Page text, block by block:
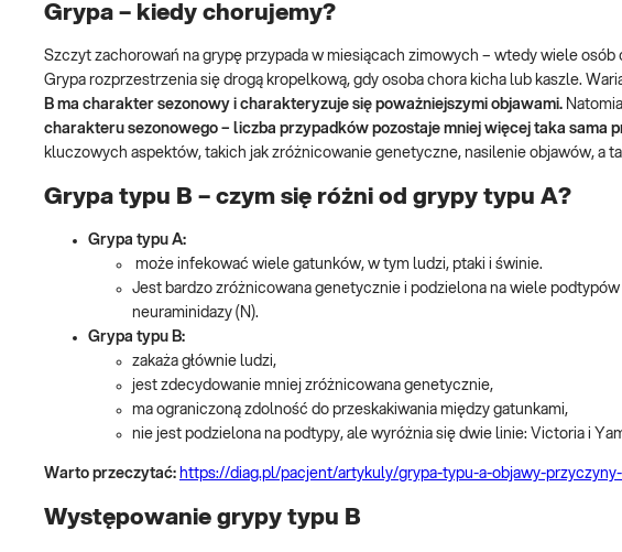
Grypa – kiedy chorujemy?
Szczyt zachorowań na grypę przypada w miesiącach zimowych – wtedy wiele
Grypa rozprzestrzenia się drogą kropelkową, gdy osoba chora kicha lub kaszle.
B ma charakter sezonowy i charakteryzuje się poważniejszymi objawami.
charakteru sezonowego – liczba przypadków pozostaje mniej więcej taka sama
kluczowych aspektów, takich jak zróżnicowanie genetyczne, nasilenie objawów, a
Grypa typu B – czym się różni od grypy typu A?
Grypa typu A:
może infekować wiele gatunków, w tym ludzi, ptaki i świnie.
Jest bardzo zróżnicowana genetycznie i podzielona na wiele
neuraminidazy (N).
Grypa typu B:
zakaża głównie ludzi,
jest zdecydowanie mniej zróżnicowana genetycznie,
ma ograniczoną zdolność do przeskakiwania między gatunkami,
nie jest podzielona na podtypy, ale wyróżnia się dwie linie: Victoria i
Warto przeczytać: https://diag.pl/pacjent/artykuly/grypa-typu-a-objawy-
Występowanie grypy typu B